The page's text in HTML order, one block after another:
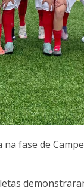
fase de